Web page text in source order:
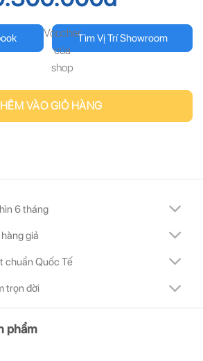
Tìm Vị Trí Showroom
Voucher
của
shop
VÀO GIỎ HÀNG
6 tháng
giả
chuẩn Quốc Tế
trọn đời
phẩm